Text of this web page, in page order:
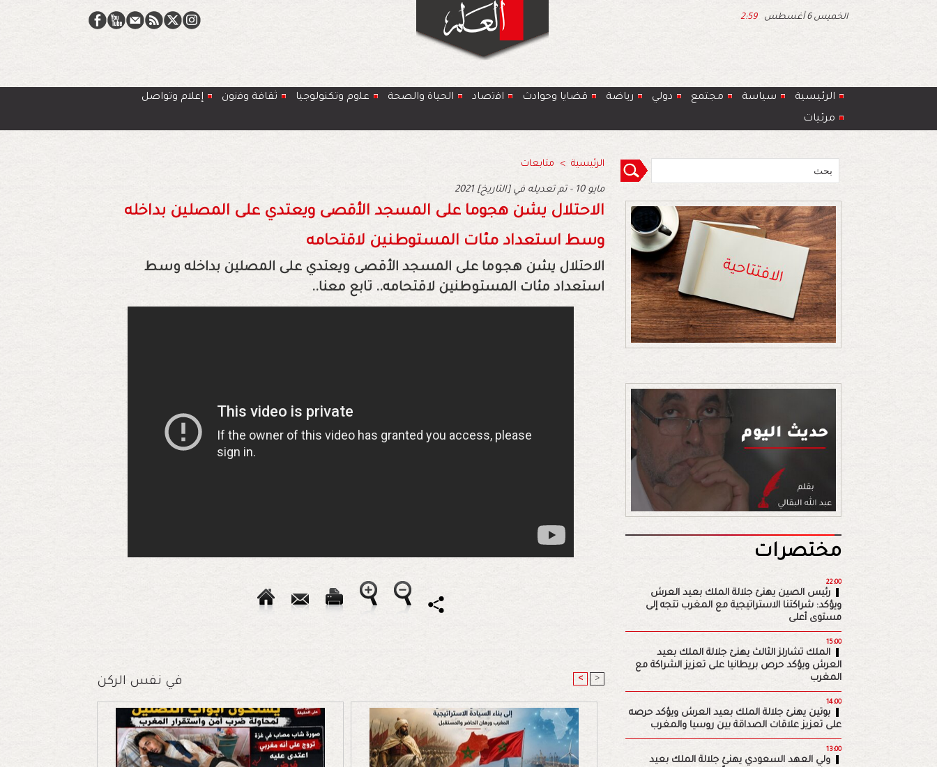
الخميس 6 أغسطس 2:59
الرئيسية سياسة مجتمع دولي رياضة قضايا وحوادث اﻗﺗﺻﺎد الحياة والصحة ﻋﻠوم وتكنولوجيا ﺛﻘﺎﻓﺔ وﻓﻧون
إعلام وتواصل
مرئيات
الرئيسية > متابعات
2021 مايو 10 - تم تعديله في [التاريخ]
الاحتلال يشن هجوما على المسجد الأقصى ويعتدي على المصلين بداخله
وسط استعداد مئات المستوطنين لاقتحامه
الاحتلال يشن هجوما على المسجد الأقصى ويعتدي على المصلين بداخله وسط
استعداد مئات المستوطنين لاقتحامه.. تابع معنا..
في نفس الركن < >
مختصرات
22:00
رئيس الصين يهنئ جلالة الملك بعيد العرش
ويؤكد: شراكتنا الاستراتيجية مع المغرب تتجه إلى
مستوى أعلى
15:00
الملك تشارلز الثالث يهنئ جلالة الملك بعيد
العرش ويؤكد حرص بريطانيا على تعزيز الشراكة مع
المغرب
14:00
بوتين يهنئ جلالة الملك بعيد العرش ويؤكد حرصه
على تعزيز علاقات الصداقة بين روسيا والمغرب
13:00
ولي العهد السعودي يهنئ جلالة الملك بعيد